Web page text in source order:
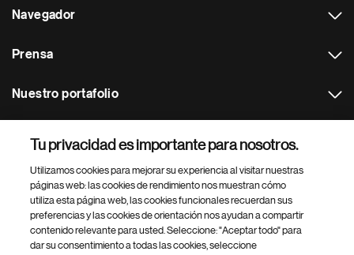
Navegador
Prensa
Nuestro portafolio
Footer Site Search
Tu privacidad es importante para nosotros.
Utilizamos cookies para mejorar su experiencia al visitar nuestras
páginas web: las cookies de rendimiento nos muestran cómo
utiliza esta página web, las cookies funcionales recuerdan sus
preferencias y las cookies de orientación nos ayudan a compartir
contenido relevante para usted. Seleccione: "Aceptar todo" para
dar su consentimiento a todas las cookies, seleccione